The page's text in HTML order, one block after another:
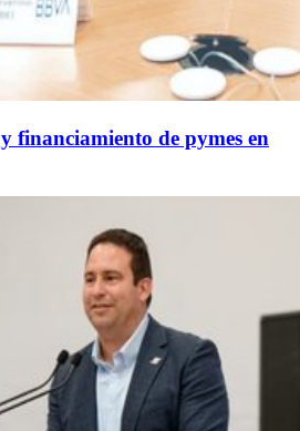
financiamiento de pymes en